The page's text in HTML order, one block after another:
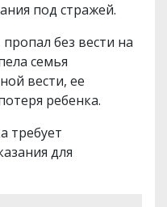
под стражей.
без вести на
семья
вести, ее
ребенка.
требует
для